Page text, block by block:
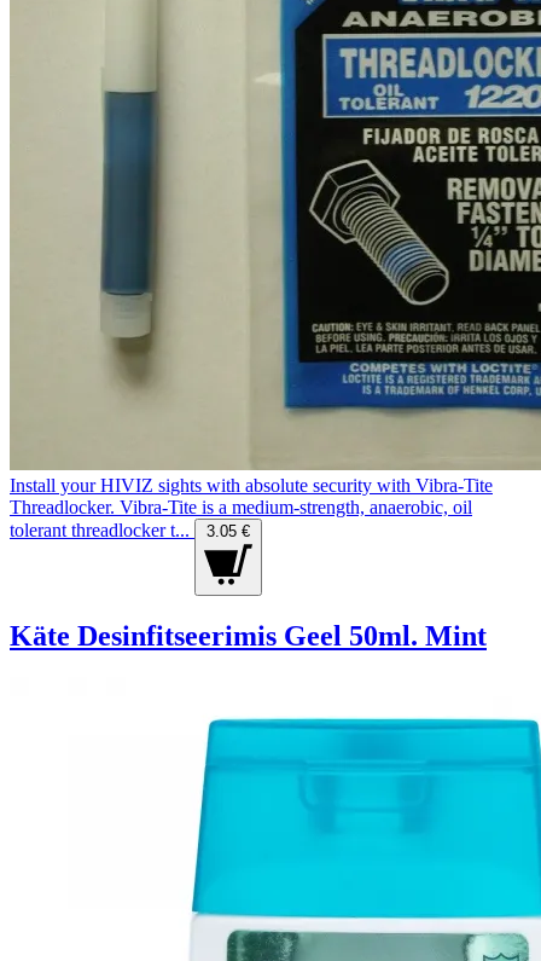
Install your HIVIZ sights with absolute security with Vibra-Tite
Threadlocker. Vibra-Tite is a medium-strength, anaerobic, oil
tolerant threadlocker t...
3.05 €
Käte Desinfitseerimis Geel 50ml. Mint